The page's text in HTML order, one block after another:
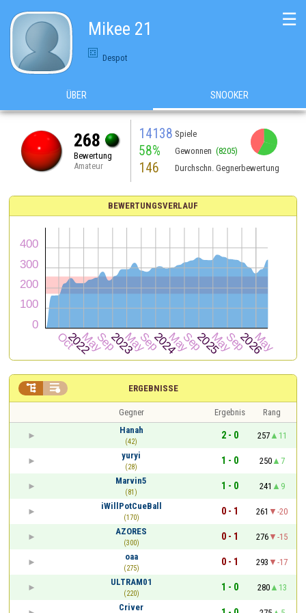
Mikee 21
Despot
☰
ÜBER SNOOKER
268
Bewertung
Amateur
14138 Spiele
58% Gewonnen (8205)
146 Durchschn. Gegnerbewertung
BEWERTUNGSVERLAUF
ERGEBNISSE
 
Gegner Ergebnis
Rang
Hanah
(42)
2 - 0 257
11
yuryi
(28)
1 - 0 250
7
Marvin5
(81)
1 - 0 241
9
iWillPotCueBall
(170)
0 - 1 261
-20
AZORES
(300)
0 - 1 276
-15
oaa
(275)
0 - 1 293
-17
ULTRAM01
(220)
1 - 0 280
13
Criver